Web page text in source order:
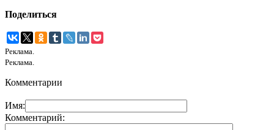
Поделиться
Реклама.
Реклама.
Комментарии
Имя:
Комментарий: